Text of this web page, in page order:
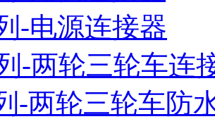
-电源连接器
-两轮三轮车连
-两轮三轮车防